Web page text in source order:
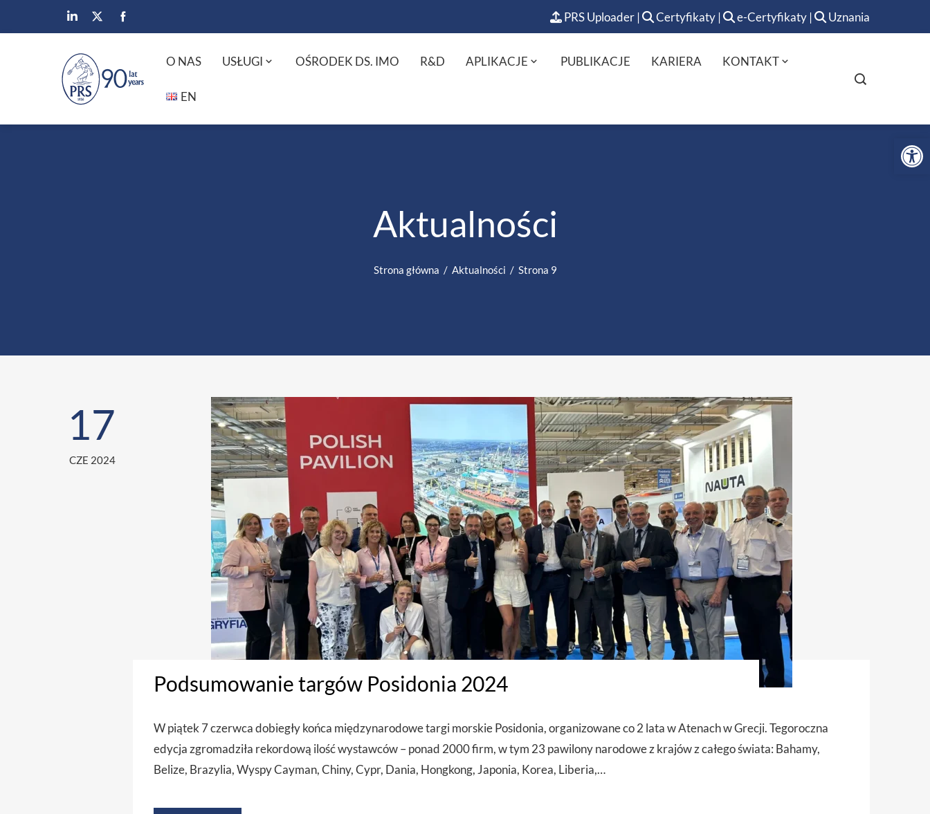
PRS Uploader | Certyfikaty | e-Certyfikaty | Uznania
O NAS USŁUGI OŚRODEK DS. IMO R&D APLIKACJE PUBLIKACJE KARIERA KONTAKT
EN
Aktualności
Strona główna Aktualności Strona 9
17
CZE 2024
Podsumowanie targów Posidonia 2024
W piątek 7 czerwca dobiegły końca międzynarodowe targi morskie Posidonia, organizowane co 2 lata w Atenach w Grecji. Tegoroczna
edycja zgromadziła rekordową ilość wystawców – ponad 2000 firm, w tym 23 pawilony narodowe z krajów z całego świata: Bahamy,
Belize, Brazylia, Wyspy Cayman, Chiny, Cypr, Dania, Hongkong, Japonia, Korea, Liberia,…